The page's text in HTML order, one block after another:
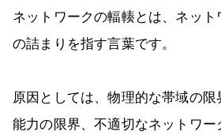
ネットワークの輻輳とは、ネット
の詰まりを指す言葉です。
原因としては、物理的な帯域の
能力の限界、不適切なネットワ